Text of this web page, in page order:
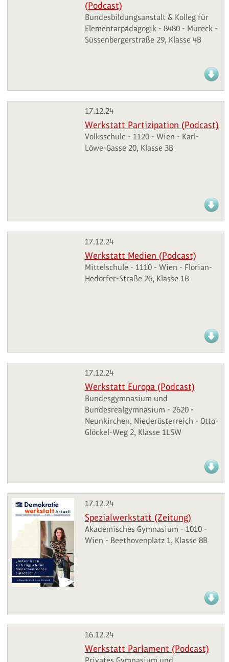
(Podcast)
Bundesbildungsanstalt & Kolleg für
Elementarpädagogik - 8480 - Mureck -
Süssenbergerstraße 29, Klasse 4B
17.12.24
Werkstatt Partizipation (Podcast)
Volksschule - 1120 - Wien - Karl-
Löwe-Gasse 20, Klasse 3B
17.12.24
Werkstatt Medien (Podcast)
Mittelschule - 1110 - Wien - Florian-
Hedorfer-Straße 26, Klasse 1B
17.12.24
Werkstatt Europa (Podcast)
Bundesgymnasium und
Bundesrealgymnasium - 2620 -
Neunkirchen, Niederösterreich - Otto-
Glöckel-Weg 2, Klasse 1LSW
17.12.24
Spezialwerkstatt (Zeitung)
Akademisches Gymnasium - 1010 -
Wien - Beethovenplatz 1, Klasse 8B
16.12.24
Werkstatt Parlament (Podcast)
Privates Gymnasium und